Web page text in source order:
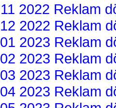
11 2022 Reklam
12 2022 Reklam
01 2023 Reklam
02 2023 Reklam
03 2023 Reklam
04 2023 Reklam